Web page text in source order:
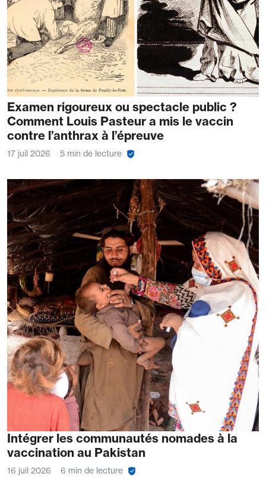
Examen rigoureux ou spectacle public ?
Comment Louis Pasteur a mis le vaccin
contre l’anthrax à l’épreuve
17 juil 2026 5 min de lecture
Intégrer les communautés nomades à la
vaccination au Pakistan
16 juil 2026 6 min de lecture